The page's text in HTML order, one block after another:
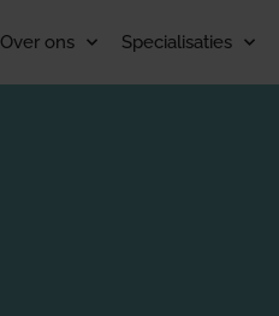
Over ons Specialisaties